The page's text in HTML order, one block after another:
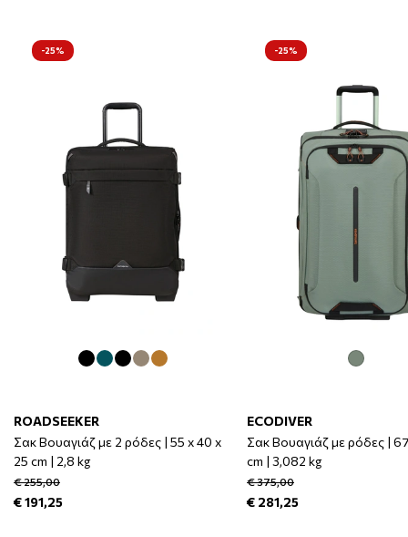
-25%
ROADSEEKER
Σακ Βουαγιάζ με 2 ρόδες | 55 x 40 x
25 cm | 2,8 kg
€ 255,00
€ 191,25
-25%
ECODIVER
Σακ Βουαγιάζ με ρόδες |
cm | 3,082 kg
€ 375,00
€ 281,25